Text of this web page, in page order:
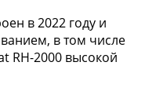
в 2022 году и
в том числе
RH-2000 высокой